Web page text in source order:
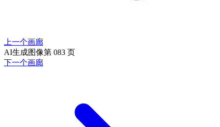
上一个画廊
AI生成图像第 083 页
下一个画廊